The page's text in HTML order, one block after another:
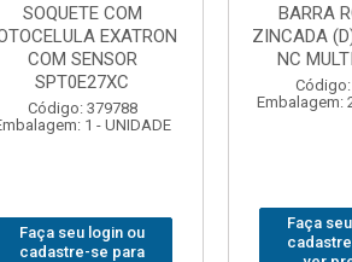
BARRA ROSCADA
(D) 5/16”X1MT
NC MULTIBARRAS
Código: 379806
20 - UNIDADE
Faça seu login ou
cadastre-se para
JOMARCA
Embalagem:
Faça